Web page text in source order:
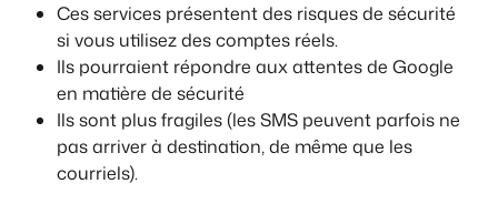
Ces services présentent des risques de sécurité
si vous utilisez des comptes réels.
Ils pourraient répondre aux attentes de Google
en matière de sécurité
Ils sont plus fragiles (les SMS peuvent parfois ne
pas arriver à destination, de même que les
courriels).